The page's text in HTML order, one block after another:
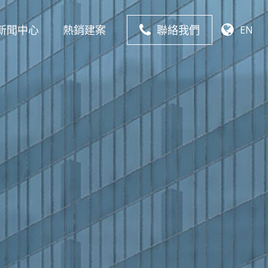
聞中心 熱銷建案 聯絡我們 EN